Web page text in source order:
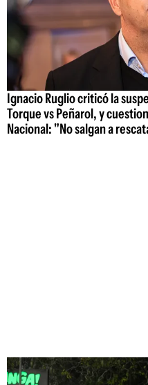
Ignacio Ruglio criticó la
Torque vs Peñarol, y
Nacional: "No salgan a